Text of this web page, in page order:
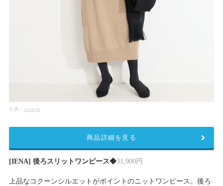
出典： zozo.jp
[IENA] 後ろスリットワンピース◆31,900円
上品なコクーンシルエットがポイントのニットワンピース。後ろ
商品詳細を見る